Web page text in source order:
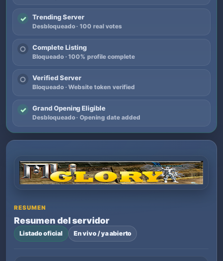
✓ Trending Server
Desbloqueado · 100 real votes
○ Complete Listing
Bloqueado · 100% profile complete
○ Verified Server
Bloqueado · Website token verified
✓ Grand Opening Eligible
Desbloqueado · Opening date added
RESUMEN
Resumen del servidor
Listado oficial En vivo / ya abierto